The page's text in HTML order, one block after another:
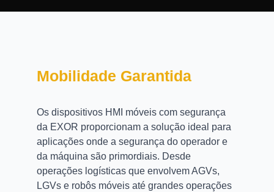
Mobilidade Garantida
Os dispositivos HMI móveis com segurança
da EXOR proporcionam a solução ideal para
aplicações onde a segurança do operador e
da máquina são primordiais. Desde
operações logísticas que envolvem AGVs,
LGVs e robôs móveis até grandes operações